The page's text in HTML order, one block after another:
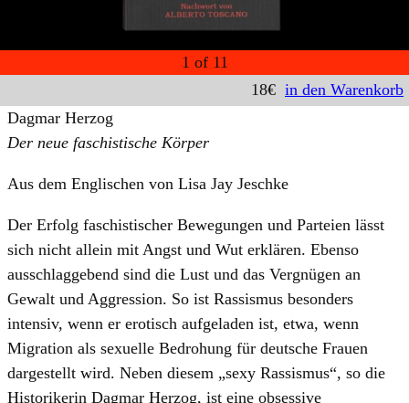
1 of 11
18€ in den Warenkorb
Dagmar Herzog
Der neue faschistische Körper
Aus dem Englischen von Lisa Jay Jeschke
Der Erfolg faschistischer Bewegungen und Parteien lässt
sich nicht allein mit Angst und Wut erklären. Ebenso
ausschlaggebend sind die Lust und das Vergnügen an
Gewalt und Aggression. So ist Rassismus besonders
intensiv, wenn er erotisch aufgeladen ist, etwa, wenn
Migration als sexuelle Bedrohung für deutsche Frauen
dargestellt wird. Neben diesem „sexy Rassismus“, so die
Historikerin Dagmar Herzog, ist eine obsessive